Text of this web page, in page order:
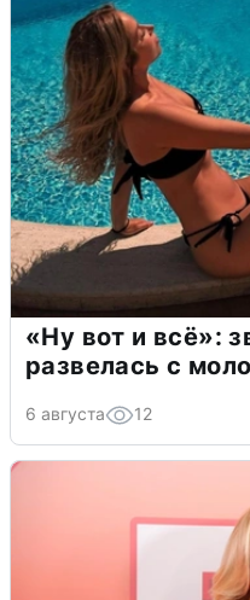
«Ну вот и всё»:
развелась с
6 августа 12